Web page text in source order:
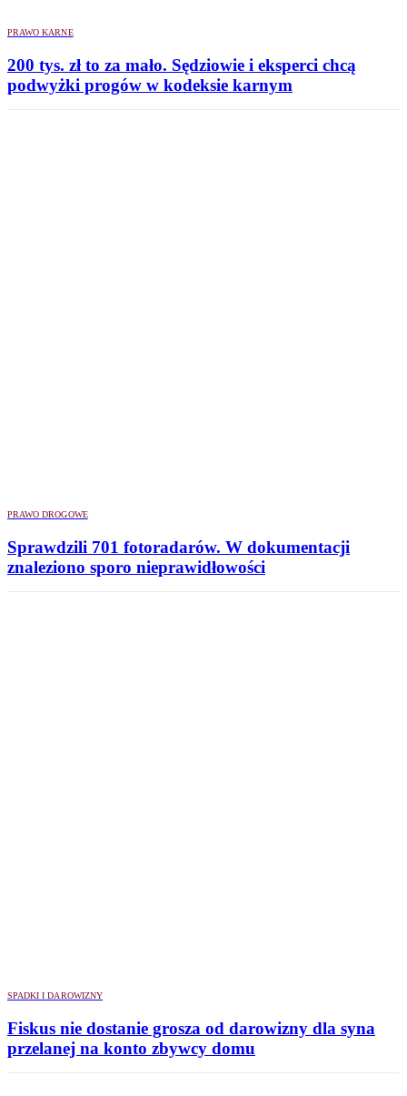
PRAWO KARNE
200 tys. zł to za mało. Sędziowie i eksperci chcą
podwyżki progów w kodeksie karnym
PRAWO DROGOWE
Sprawdzili 701 fotoradarów. W dokumentacji
znaleziono sporo nieprawidłowości
SPADKI I DAROWIZNY
Fiskus nie dostanie grosza od darowizny dla syna
przelanej na konto zbywcy domu